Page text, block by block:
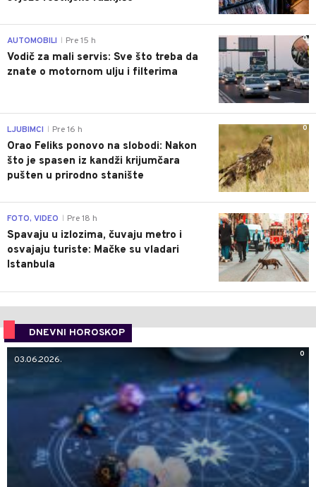
0
AUTOMOBILI Pre 15 h
Vodič za mali servis: Sve što treba da
znate o motornom ulju i filterima
0
LJUBIMCI Pre 16 h
Orao Feliks ponovo na slobodi: Nakon
što je spasen iz kandži krijumčara
pušten u prirodno stanište
0
FOTO, VIDEO Pre 18 h
Spavaju u izlozima, čuvaju metro i
osvajaju turiste: Mačke su vladari
Istanbula
DNEVNI HOROSKOP
0
03.06.2026.